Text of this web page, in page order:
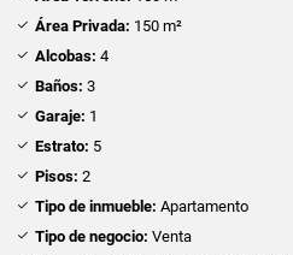
Área Privada: 150 m²
Alcobas: 4
Baños: 3
Garaje: 1
Estrato: 5
Pisos: 2
Tipo de inmueble: Apartamento
Tipo de negocio: Venta